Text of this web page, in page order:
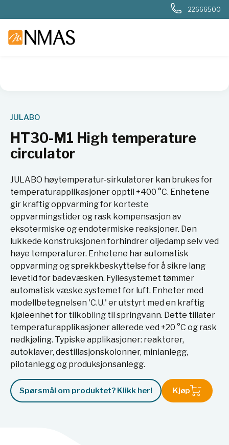
22666500
JULABO
HT30-M1 High temperature
circulator
JULABO høytemperatur-sirkulatorer kan brukes for
temperaturapplikasjoner opptil +400 °C. Enhetene
gir kraftig oppvarming for korteste
oppvarmingstider og rask kompensasjon av
eksotermiske og endotermiske reaksjoner. Den
lukkede konstruksjonen forhindrer oljedamp selv ved
høye temperaturer. Enhetene har automatisk
oppvarming og sprekkbeskyttelse for å sikre lang
levetid for badevæsken. Fyllesystemet tømmer
automatisk væske systemet for luft. Enheter med
modellbetegnelsen 'C.U.' er utstyrt med en kraftig
kjøleenhet for tilkobling til springvann. Dette tillater
temperaturapplikasjoner allerede ved +20 °C og rask
nedkjøling. Typiske applikasjoner: reaktorer,
autoklaver, destillasjonskolonner, minianlegg,
pilotanlegg og produksjonsanlegg.
Spørsmål om produktet? Klikk her! Kjøp